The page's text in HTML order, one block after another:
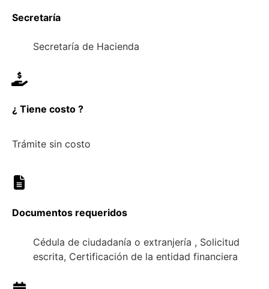
Secretaría
Secretaría de Hacienda
¿ Tiene costo ?
Trámite sin costo
Documentos requeridos
Cédula de ciudadanía o extranjería , Solicitud
escrita, Certificación de la entidad financiera